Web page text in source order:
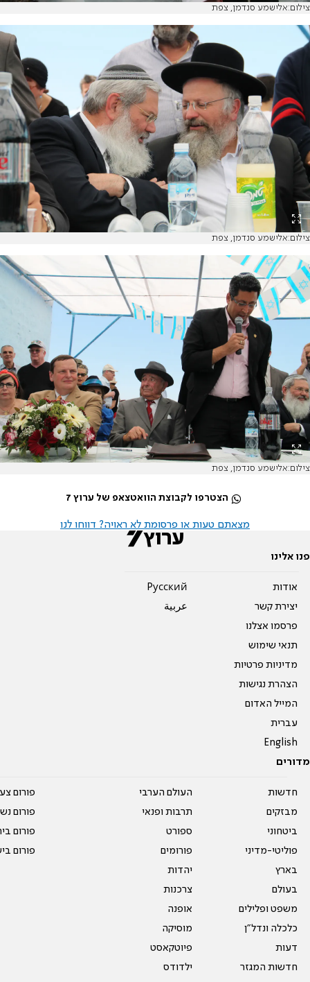
צילום:אלישמע סנדמן, צפת
צילום:אלישמע סנדמן, צפת
צילום:אלישמע סנדמן, צפת
הצטרפו לקבוצת הוואטצאפ של ערוץ 7
מצאתם טעות או פרסומת לא ראויה? דווחו לנו
פנו אלינו
אודות
יצירת קשר
פרסמו אצלנו
תנאי שימוש
מדיניות פרטיות
הצהרת נגישות
המייל האדום
עברית
English
Pусский
عربية
מדורים
חדשות
מבזקים
ביטחוני
פוליטי-מדיני
בארץ
בעולם
משפט ופלילים
כלכלה ונדל"ן
דעות
חדשות המגזר
העולם הערבי
תרבות ופנאי
ספורט
פורומים
יהדות
צרכנות
אופנה
מוסיקה
פיוטקאסט
ילדודס
פורום
פורום
פורום
פורום